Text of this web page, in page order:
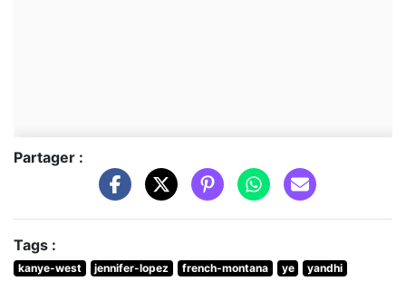
Partager :
Tags :
kanye-west jennifer-lopez french-montana ye
yandhi